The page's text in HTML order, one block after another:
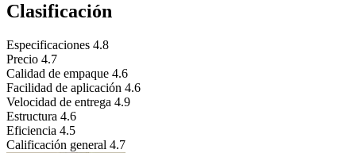
Clasificación
Especificaciones 4.8
Precio 4.7
Calidad de empaque 4.6
Facilidad de aplicación 4.6
Velocidad de entrega 4.9
Estructura 4.6
Eficiencia 4.5
Calificación general 4.7